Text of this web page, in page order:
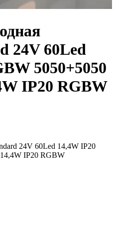
24V 60Led
5050+5050
IP20 RGBW
24V 60Led 14,4W IP20
IP20 RGBW